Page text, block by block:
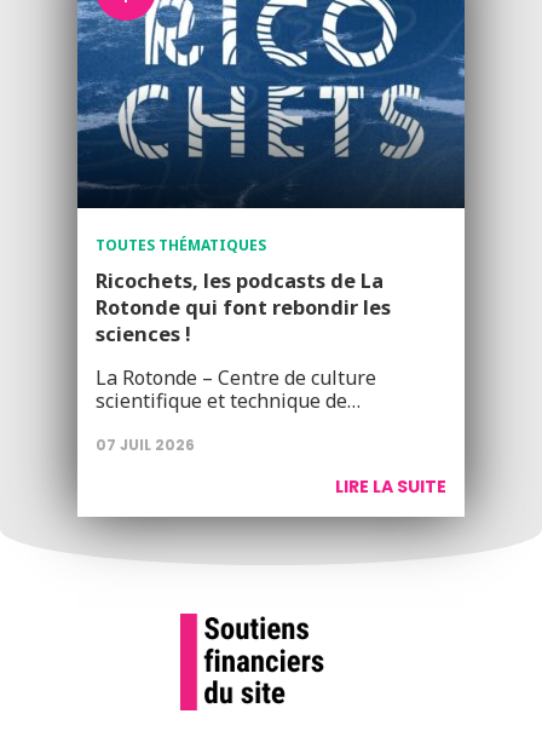
TOUTES THÉMATIQUES
Ricochets, les podcasts de La
Rotonde qui font rebondir les
sciences !
La Rotonde – Centre de culture
scientifique et technique de…
07 JUIL 2026
LIRE LA SUITE